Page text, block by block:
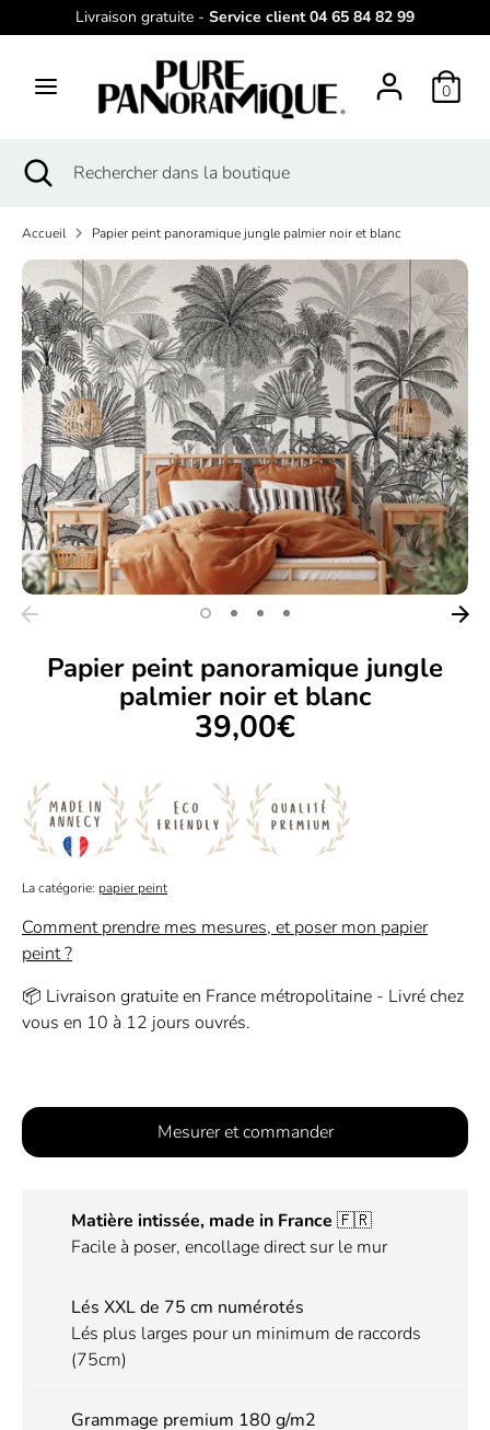
au
Livraison gratuite - Service client 04 65 84 82 99
0
L
a
g
u
e
RechercheRechercher
boutique
RechercheRechercher
boutique
Fermer
la
Accueil Papier peint panoramique jungle palmier noir et blanc
Papier peint panoramique jungle
palmier noir et blanc
39,00€
La catégorie: papier peint
Comment prendre mes mesures, et poser mon papier
peint ?
📦 Livraison gratuite en France métropolitaine - Livré chez
vous en 10 à 12 jours ouvrés.
Mesurer et commander
Matière intissée, made in France 🇫🇷
Facile à poser, encollage direct sur le mur
Lés XXL de 75 cm numérotés
Lés plus larges pour un minimum de raccords
(75cm)
Grammage premium 180 g/m2